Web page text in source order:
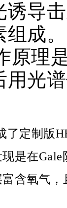
诱导
成。
原理
用光
了定制版
是在
含氧气